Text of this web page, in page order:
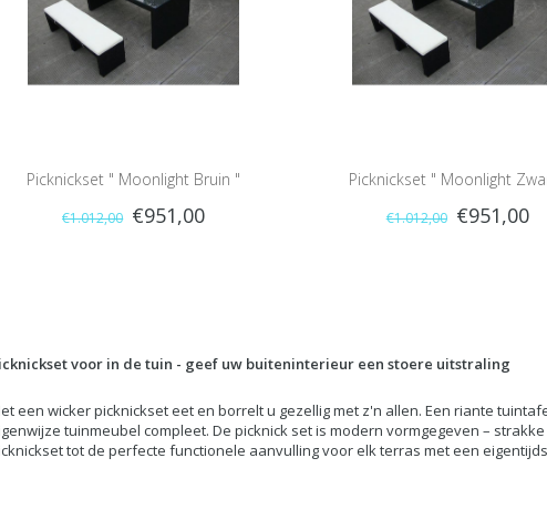
Picknickset " Moonlight Bruin "
€1.012,00 €951,00
Picknickset " Moonlight
€1.012,00 €951,00
voor in de tuin - geef uw buiteninterieur een stoere uitstraling
een wicker picknickset eet en borrelt u gezellig met z'n allen. Een riante
tuinmeubel compleet. De picknick set is modern vormgegeven –
tot de perfecte functionele aanvulling voor elk terras met een